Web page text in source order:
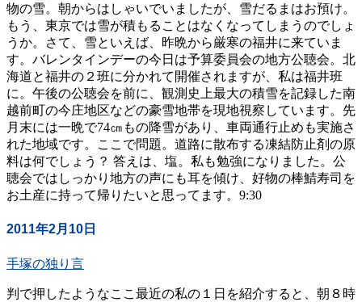
物の雪。朝からはしゃいでいましたが、雪だるまはお預け。
もう、東京では雪が積もることはなくなってしまうのでしょ
うか。さて、雪といえば、昨晩から厳寒の福井に来ていま
す。バレンタインデーの今日は予算委員会の地方公聴会。北
海道と福井の２班に分かれて開催されますが、私は福井班
に。午後の公聴会を前に、観測史上最大の積雪を記録した南
越前町の今庄地区などの豪雪地帯を現地視察しています。先
月末には一晩で74㎝もの降雪があり、車両通行止めも実施さ
れた地域です。ここで問題。道路に散布する凍結防止剤の原
料は何でしょう？ 答えは、塩。私も勉強になりました。公
聴会ではしっかり地方の声にも耳を傾け、好物の棒鯖寿司を
お土産に持って帰りたいと思ってます。9:30
2011年2月10日
手塚の独り言
判で押したようなここ最近の私の１日を紹介すると、朝８時